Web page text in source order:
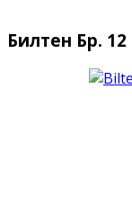
Билтен Бр. 12